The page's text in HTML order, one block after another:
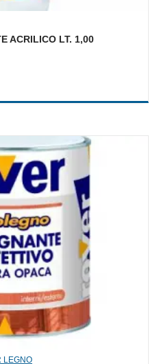
ACRILICO LT. 1,00
5,00 €.
è: 2,50 €.
LEGNO